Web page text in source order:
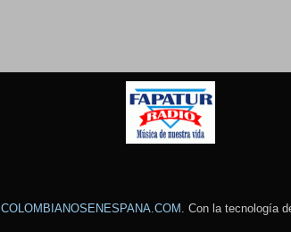
COLOMBIANOSENESPANA.COM . Con la tecnología